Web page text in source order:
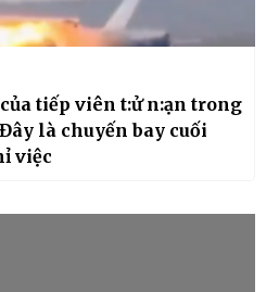
tiếp viên t:ử n:ạn trong
là chuyến bay cuối
việc